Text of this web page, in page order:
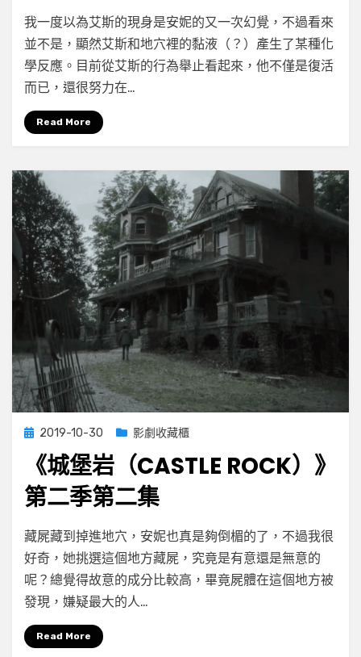
by小云
Leave a commenton
《城
堡
岩
第
三
集
我一度以為艾斯的現身是安妮的又一次幻覺，不過看來
並不是，顯然艾斯和地穴裡的黏液（？）產生了某種化
學反應。目前從艾斯的行為舉止看起來，他不僅是復活
而已，還很努力在…
Read More
Posted
2019-10-30 影劇收藏櫃
《城堡岩（CASTLE ROCK）》
第二季第二集
by小云
Leave a comment
on
《城
堡
岩
（Castle
藏屍藏到掉進地穴，安妮也真是夠倒楣的了，不過我很
好奇，她挑選這個地方藏屍，究竟是有意還是無意的
呢？總覺得故意的成分比較高，畢竟屍體在這個地方被
發現，嫌疑最大的人…
Read More